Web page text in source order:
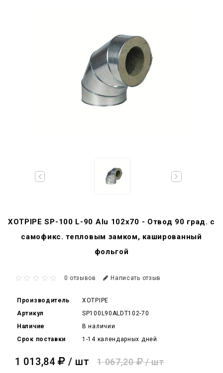
XOTPIPE SP-100 L-90 Alu 102x70 - Отвод 90 град. c
самофикс. тепловым замком, кашированный
фольгой
0 отзывов Написать отзыв
Производитель
XOTPIPE
Артикул
SP100L90ALDT102-70
Наличие
В наличии
Срок поставки
1-14 календарных дней
1 013,84 / шт 1 067,20 / шт